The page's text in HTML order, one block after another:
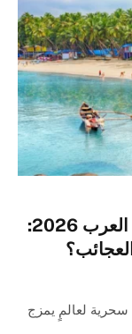
دليل السياحة في الهند للمسافرين العرب 2026:
سحرية لعالمٍ يمزج